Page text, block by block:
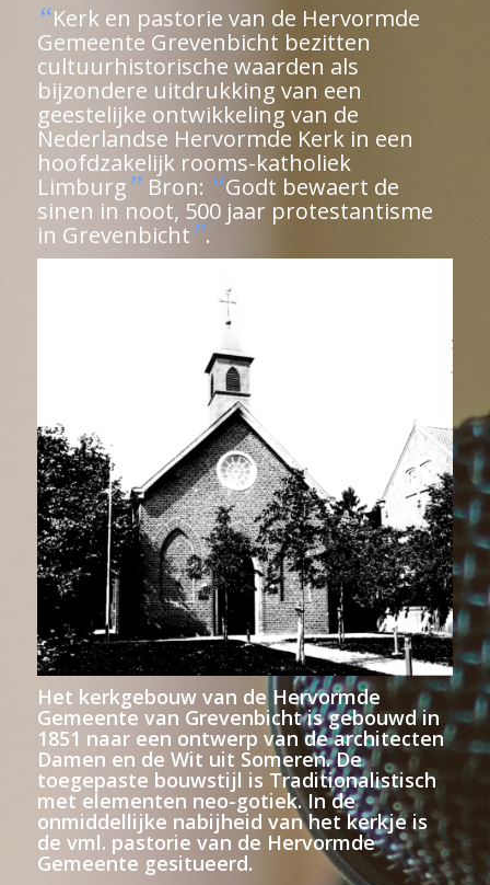
“Kerk en pastorie van de Hervormde
Gemeente Grevenbicht bezitten
cultuurhistorische waarden als
bijzondere uitdrukking van een
geestelijke ontwikkeling van de
Nederlandse Hervormde Kerk in een
hoofdzakelijk rooms-katholiek
Limburg” Bron: “Godt bewaert de
sinen in noot, 500 jaar protestantisme
in Grevenbicht”.
Het kerkgebouw van de Hervormde
Gemeente van Grevenbicht is gebouwd in
1851 naar een ontwerp van de architecten
Damen en de Wit uit Someren. De
toegepaste bouwstijl is Traditionalistisch
met elementen neo-gotiek. In de
onmiddellijke nabijheid van het kerkje is
de vml. pastorie van de Hervormde
Gemeente gesitueerd.